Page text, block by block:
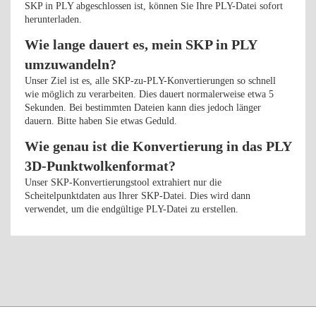
SKP in PLY abgeschlossen ist, können Sie Ihre PLY-Datei sofort
herunterladen.
Wie lange dauert es, mein SKP in PLY
umzuwandeln?
Unser Ziel ist es, alle SKP-zu-PLY-Konvertierungen so schnell
wie möglich zu verarbeiten. Dies dauert normalerweise etwa 5
Sekunden. Bei bestimmten Dateien kann dies jedoch länger
dauern. Bitte haben Sie etwas Geduld.
Wie genau ist die Konvertierung in das PLY
3D-Punktwolkenformat?
Unser SKP-Konvertierungstool extrahiert nur die
Scheitelpunktdaten aus Ihrer SKP-Datei. Dies wird dann
verwendet, um die endgültige PLY-Datei zu erstellen.